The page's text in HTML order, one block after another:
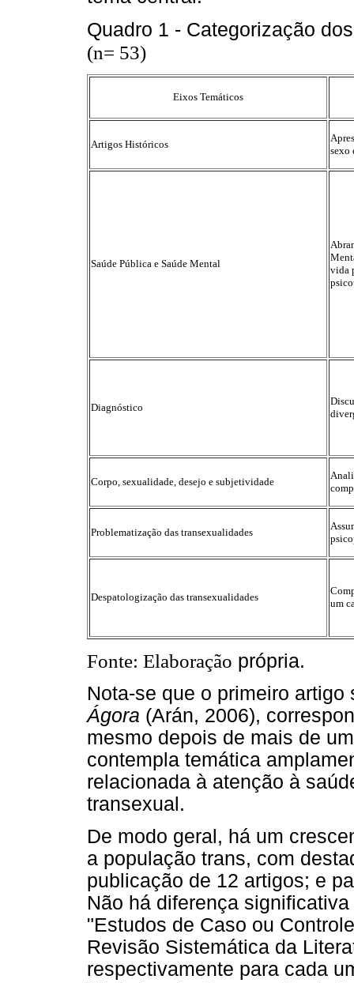
Quadro 1 - Categorização
(n= 53)
Eixos Temáticos
Artigos Históricos
sexo
Saúde Pública e Saúde Mental
vida
Diagnóstico
Corpo, sexualidade, desejo e subjetividade
Problematização das transexualidades
Despatologização das transexualidades
um
Fonte: Elaboração própria.
Nota-se que o primeiro
Ágora (Arán, 2006),
mesmo depois de mais de
contempla temática
relacionada à atenção à
transexual.
De modo geral, há um
a população trans, com
publicação de 12 artigos; e
Não há diferença
"Estudos de Caso ou
Revisão Sistemática da
respectivamente para cada